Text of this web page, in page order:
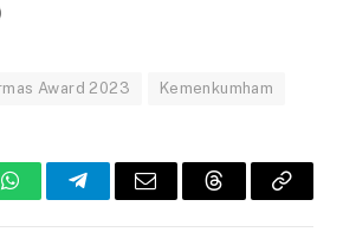
Award 2023 Kemenkumham
WhatsAppTelegramEmail ThreadsCopy